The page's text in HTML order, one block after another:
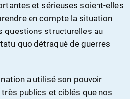
et sérieuses soient-elles
en compte la situation
questions structurelles au
quo détraqué de guerres
a utilisé son pouvoir
publics et ciblés que nos